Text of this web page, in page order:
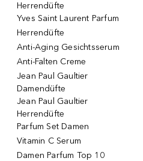
Herrendüfte
Yves Saint Laurent Parfum
Herrendüfte
Anti-Aging Gesichtsserum
Anti-Falten Creme
Jean Paul Gaultier
Damendüfte
Jean Paul Gaultier
Herrendüfte
Parfum Set Damen
Vitamin C Serum
Damen Parfum Top 10